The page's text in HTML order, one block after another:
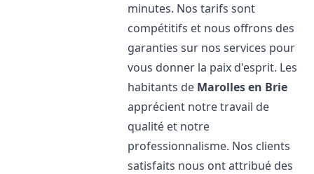
minutes. Nos tarifs sont
compétitifs et nous offrons des
garanties sur nos services pour
vous donner la paix d'esprit. Les
habitants de Marolles en Brie
apprécient notre travail de
qualité et notre
professionnalisme. Nos clients
satisfaits nous ont attribué des